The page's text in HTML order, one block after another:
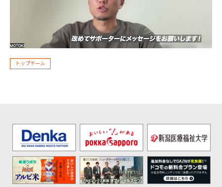
トップチーム